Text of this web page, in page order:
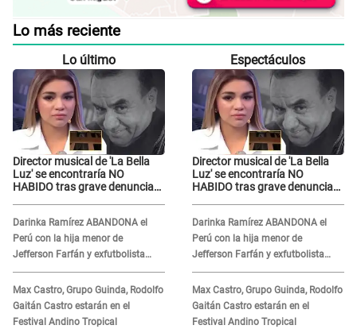
Lo más reciente
Lo último
Director musical de 'La Bella
Luz' se encontraría NO
HABIDO tras grave denuncia
Darinka Ramírez ABANDONA el
Perú con la hija menor de
Jefferson Farfán y exfutbolista
REACCIONA: "A ti que..."
Max Castro, Grupo Guinda, Rodolfo
Gaitán Castro estarán en el
Festival Andino Tropical
Espectáculos
Director musical de 'La Bella
Luz' se encontraría NO
HABIDO tras grave denuncia
Darinka Ramírez ABANDONA el
Perú con la hija menor de
Jefferson Farfán y exfutbolista
REACCIONA: "A ti que..."
Max Castro, Grupo Guinda, Rodolfo
Gaitán Castro estarán en el
Festival Andino Tropical